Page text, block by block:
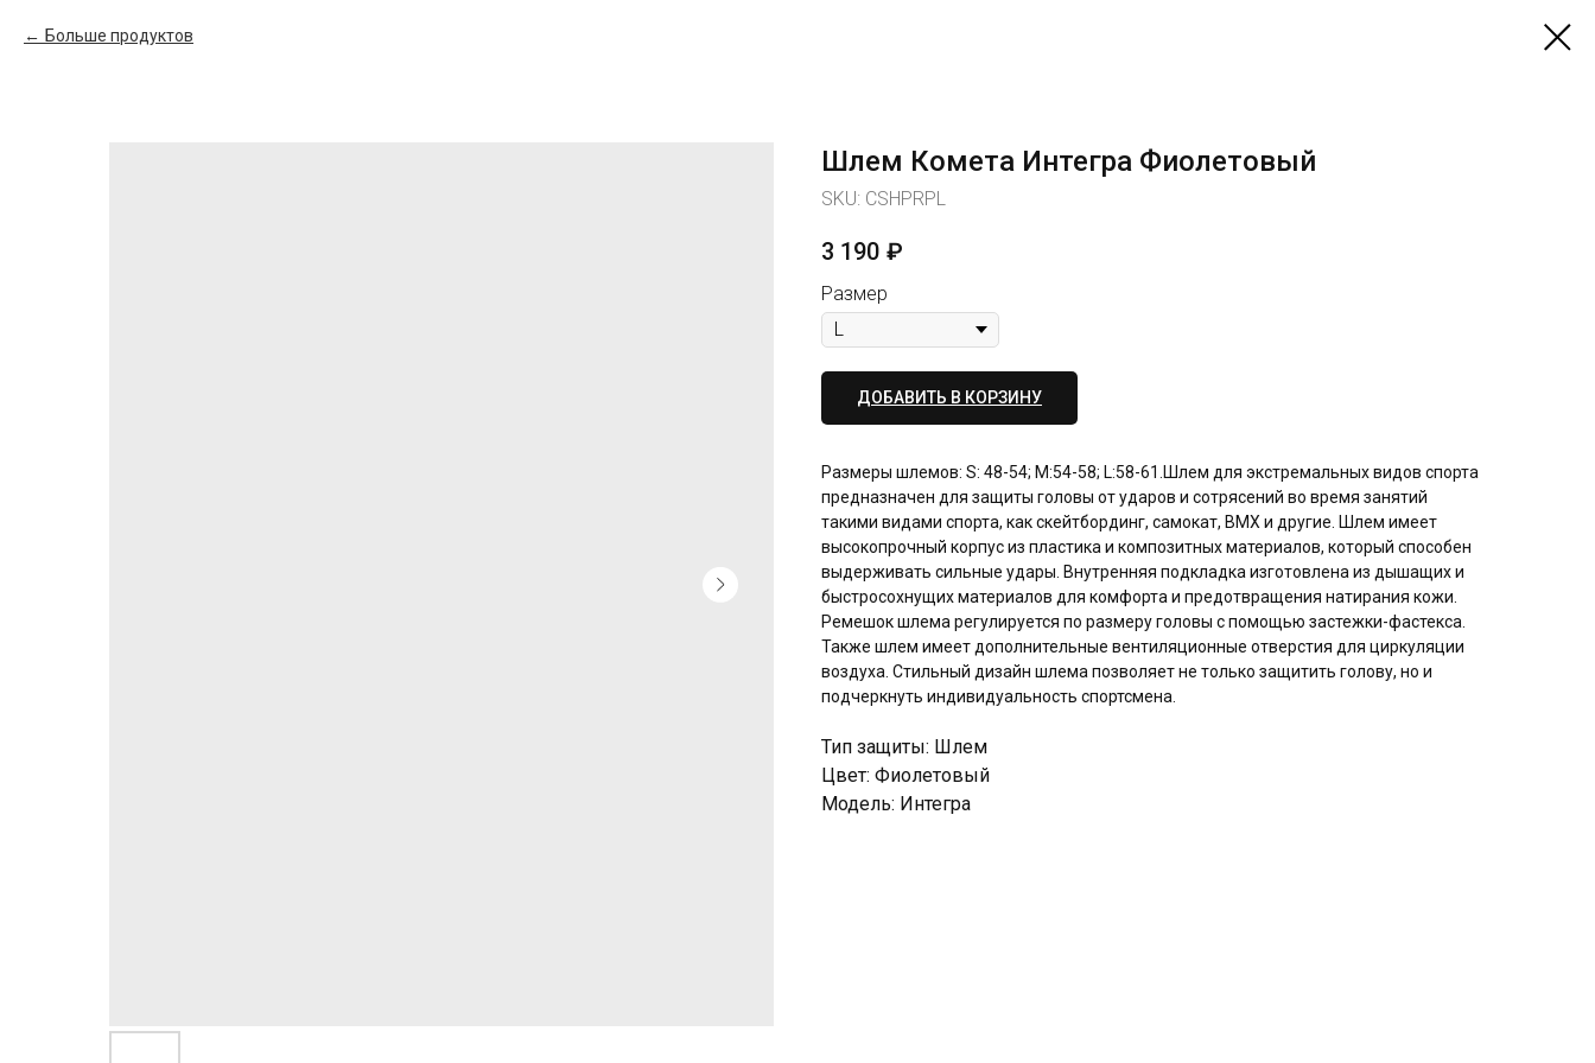
Больше продуктов
Шлем Комета Интегра Фиолетовый
SKU: CSHPRPL
3 190 ₽
Размер
ДОБАВИТЬ В КОРЗИНУ
Размеры шлемов: S: 48-54; M:54-58; L:58-61.Шлем для экстремальных видов спорта
предназначен для защиты головы от ударов и сотрясений во время занятий
такими видами спорта, как скейтбординг, самокат, BMX и другие. Шлем имеет
высокопрочный корпус из пластика и композитных материалов, который способен
выдерживать сильные удары. Внутренняя подкладка изготовлена из дышащих и
быстросохнущих материалов для комфорта и предотвращения натирания кожи.
Ремешок шлема регулируется по размеру головы с помощью застежки-фастекса.
Также шлем имеет дополнительные вентиляционные отверстия для циркуляции
воздуха. Стильный дизайн шлема позволяет не только защитить голову, но и
подчеркнуть индивидуальность спортсмена.
Тип защиты: Шлем
Цвет: Фиолетовый
Модель: Интегра